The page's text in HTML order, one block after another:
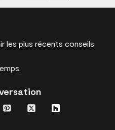
les plus récents conseils